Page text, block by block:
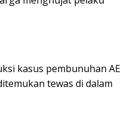
kasus pembunuhan AE
tewas di dalam